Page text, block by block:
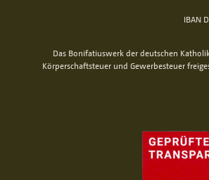
IBAN
Das Bonifatiuswerk der deutschen
Körperschaftsteuer und Gewerbesteuer